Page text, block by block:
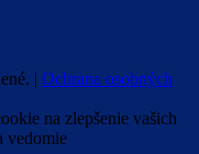
| Ochrana osobných
na zlepšenie vašich
vedomie